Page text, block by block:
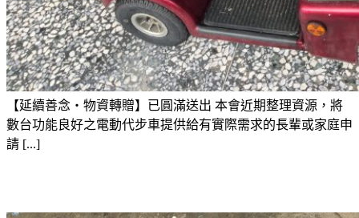
【延續善念・物資轉贈】已圓滿送出 本會近期整理資源，將
數台功能良好之電動代步車提供給有實際需求的長輩或家庭申
請 [...]